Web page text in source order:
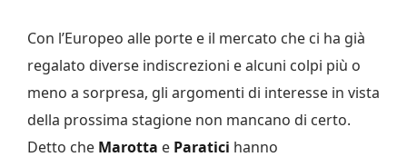
Con l’Europeo alle porte e il mercato che ci ha già
regalato diverse indiscrezioni e alcuni colpi più o
meno a sorpresa, gli argomenti di interesse in vista
della prossima stagione non mancano di certo.
Detto che Marotta e Paratici hanno